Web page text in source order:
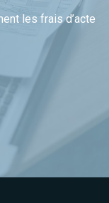
les frais d’acte